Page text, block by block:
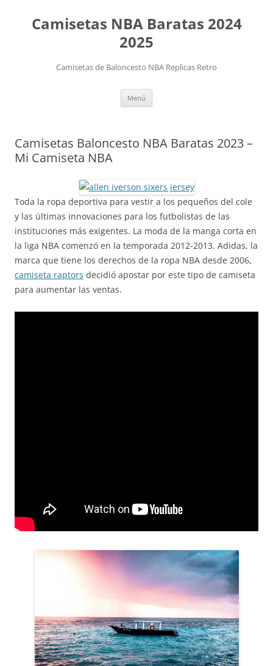
Camisetas NBA Baratas 2024
2025
Camisetas de Baloncesto NBA Replicas Retro
Menú
Camisetas Baloncesto NBA Baratas 2023 –
Mi Camiseta NBA
Toda la ropa deportiva para vestir a los pequeños del cole
y las últimas innovaciones para los futbolistas de las
instituciones más exigentes. La moda de la manga corta en
la liga NBA comenzó en la temporada 2012-2013. Adidas, la
marca que tiene los derechos de la ropa NBA desde 2006,
camiseta raptors decidió apostar por este tipo de camiseta
para aumentar las ventas.